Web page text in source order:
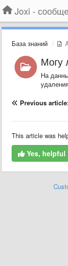
База знаний
Могу
На
Previous
This article was
Yes, helpful